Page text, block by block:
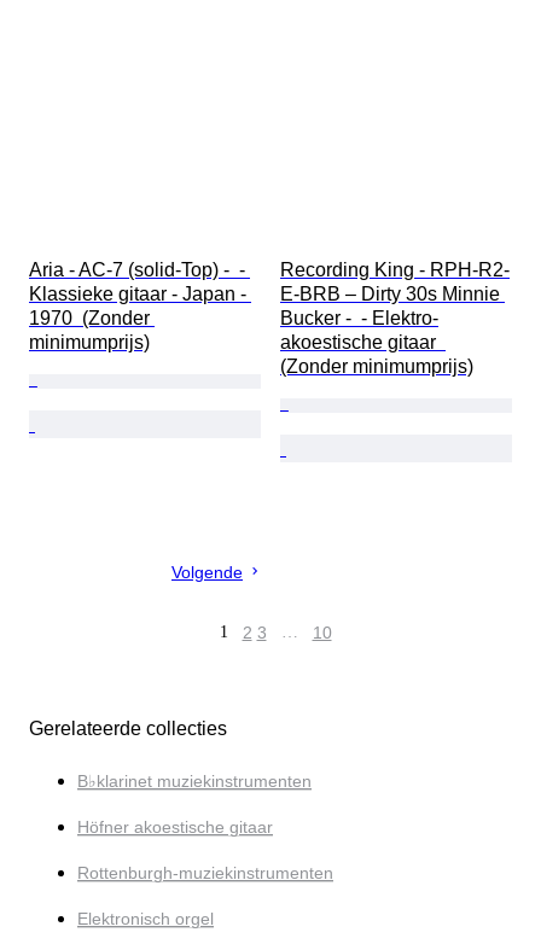
Aria - AC-7 (solid-Top) -  -
Klassieke gitaar - Japan -
1970  (Zonder
minimumprijs)
Recording King - RPH-R2-
E-BRB – Dirty 30s Minnie
Bucker -  - Elektro-
akoestische gitaar
(Zonder minimumprijs)
Volgende
1 2 3 … 10
Gerelateerde collecties
B♭klarinet muziekinstrumenten
Höfner akoestische gitaar
Rottenburgh-muziekinstrumenten
Elektronisch orgel